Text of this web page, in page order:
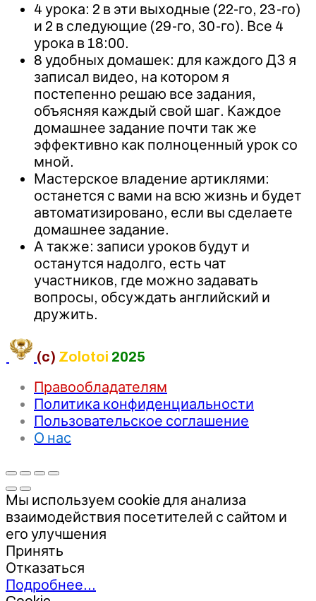
4 урока: 2 в эти выходные (22-го, 23-го)
и 2 в следующие (29-го, 30-го). Все 4
урока в 18:00.
8 удобных домашек: для каждого ДЗ я
записал видео, на котором я
постепенно решаю все задания,
объясняя каждый свой шаг. Каждое
домашнее задание почти так же
эффективно как полноценный урок со
мной.
Мастерское владение артиклями:
останется с вами на всю жизнь и будет
автоматизировано, если вы сделаете
домашнее задание.
А также: записи уроков будут и
останутся надолго, есть чат
участников, где можно задавать
вопросы, обсуждать английский и
дружить.
(c) Zolotoi 2025
Правообладателям
Политика конфиденциальности
Пользовательское соглашение
О нас
Мы используем cookie для анализа
взаимодействия посетителей с сайтом и
его улучшения
Принять
Отказаться
Подробнее…